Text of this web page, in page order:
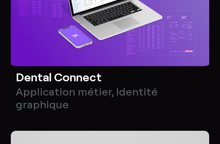
Dental Connect
Application métier, Identité
graphique